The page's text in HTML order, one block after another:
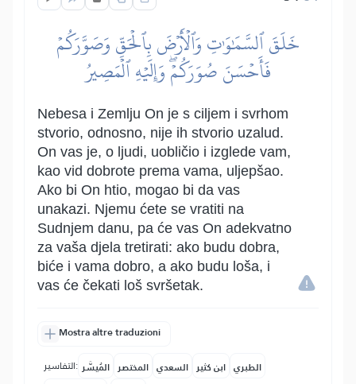
خَلَقَ ٱلسَّمَٰوَٰتِ وَٱلۡأَرۡضَ بِٱلۡحَقِّ وَصَوَّرَكُمۡ
فَأَحۡسَنَ صُوَرَكُمۡۖ وَإِلَيۡهِ ٱلۡمَصِيرُ
Nebesa i Zemlju On je s ciljem i svrhom
stvorio, odnosno, nije ih stvorio uzalud.
On vas je, o ljudi, uobličio i izglede vam,
kao vid dobrote prema vama, uljepšao.
Ako bi On htio, mogao bi da vas
unakazi. Njemu ćete se vratiti na
Sudnjem danu, pa će vas On adekvatno
za vaša djela tretirati: ako budu dobra,
biće i vama dobro, a ako budu loša, i
vas će čekati loš svršetak.
Mostra altre traduzioni
التفاسير: المُيسَّر المختصر السعدي ابن كثير الطبري